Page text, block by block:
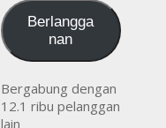
Berlangga
nan
Bergabung dengan
12.1 ribu pelanggan
lain